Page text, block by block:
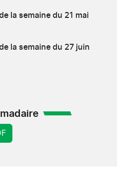
la semaine du 21 mai
la semaine du 27 juin